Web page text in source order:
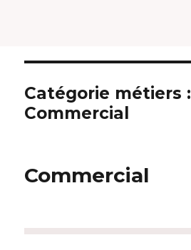
Catégorie métiers :
Commercial
Commercial